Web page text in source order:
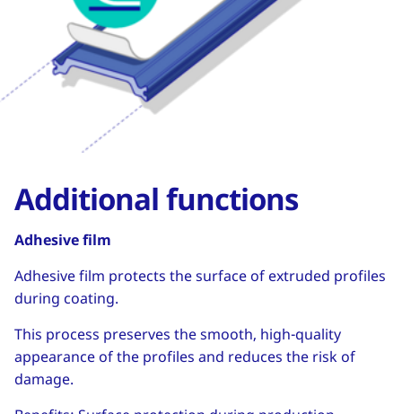
Additional functions
Adhesive film
Adhesive film protects the surface of extruded profiles
during coating.
This process preserves the smooth, high-quality
appearance of the profiles and reduces the risk of
damage.